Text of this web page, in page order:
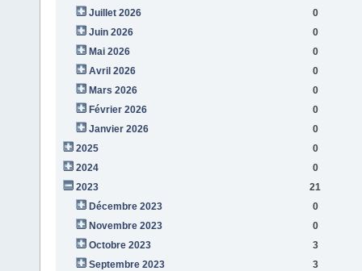
Juillet 2026
0
Juin 2026
0
Mai 2026
0
Avril 2026
0
Mars 2026
0
Février 2026
0
Janvier 2026
0
2025
0
2024
0
2023
21
Décembre 2023
0
Novembre 2023
0
Octobre 2023
3
Septembre 2023
3